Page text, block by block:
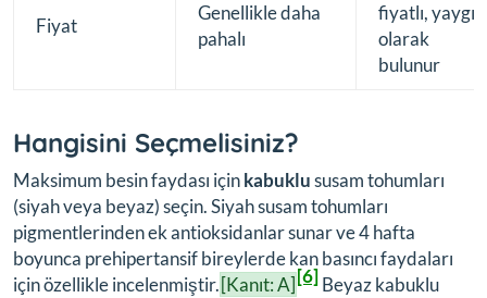
Fiyat
Genellikle daha
pahalı
fiyatlı, yaygın
olarak
bulunur
Hangisini Seçmelisiniz?
Maksimum besin faydası içinkabuklususam tohumları
(siyah veya beyaz) seçin. Siyah susam tohumları
pigmentlerinden ek antioksidanlar sunar ve 4 hafta
boyunca prehipertansif bireylerde kan basıncı faydaları
için özellikle incelenmiştir.[Kanıt: A][6]Beyaz kabuklu